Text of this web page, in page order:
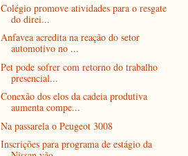
Colégio promove atividades para o resgate
do direi...
Anfavea acredita na reação do setor
automotivo no ...
Pet pode sofrer com retorno do trabalho
presencial...
Conexão dos elos da cadeia produtiva
aumenta compe...
Na passarela o Peugeot 3008
Inscrições para programa de estágio da